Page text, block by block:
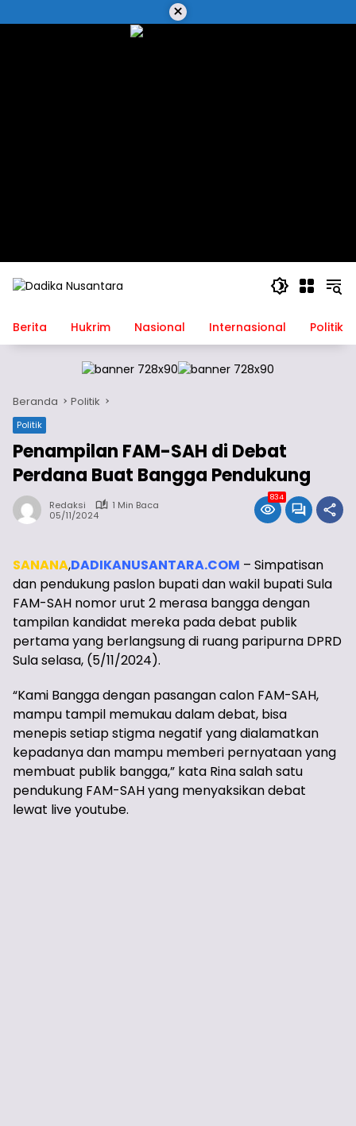
ke
×
Berita Hukrim Nasional Internasional Politik
Beranda Politik
Politik
Penampilan FAM-SAH di Debat
Perdana Buat Bangga Pendukung
Redaksi
1 Min Baca
05/11/2024
834
SANANA,DADIKANUSANTARA.COM – Simpatisan
dan pendukung paslon bupati dan wakil bupati Sula
FAM-SAH nomor urut 2 merasa bangga dengan
tampilan kandidat mereka pada debat publik
pertama yang berlangsung di ruang paripurna DPRD
Sula selasa, (5/11/2024).
“Kami Bangga dengan pasangan calon FAM-SAH,
mampu tampil memukau dalam debat, bisa
menepis setiap stigma negatif yang dialamatkan
kepadanya dan mampu memberi pernyataan yang
membuat publik bangga,” kata Rina salah satu
pendukung FAM-SAH yang menyaksikan debat
lewat live youtube.